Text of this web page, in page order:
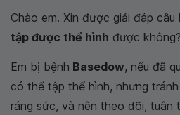
Chào em. Xin được giải đáp câu
tập được thể hình được
Em bị bệnh Basedow, nếu đã
có thể tập thể hình, nhưng
ráng sức, và nên theo dõi, tuân